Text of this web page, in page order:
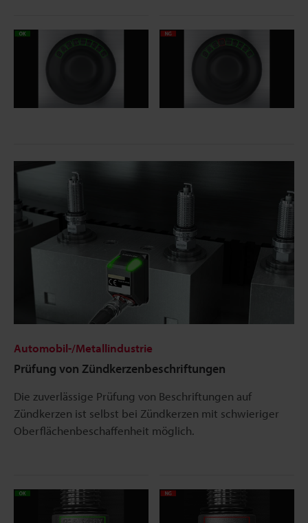
Automobil-/Metallindustrie
Prüfung von Zündkerzenbeschriftungen
Die zuverlässige Prüfung von Beschriftungen auf
Zündkerzen ist selbst bei Zündkerzen mit schwieriger
Oberflächenbeschaffenheit möglich.